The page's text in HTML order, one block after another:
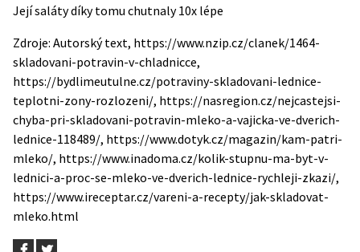
Její saláty díky tomu chutnaly 10x lépe
Zdroje: Autorský text, https://www.nzip.cz/clanek/1464-
skladovani-potravin-v-chladnicce,
https://bydlimeutulne.cz/potraviny-skladovani-lednice-
teplotni-zony-rozlozeni/, https://nasregion.cz/nejcastejsi-
chyba-pri-skladovani-potravin-mleko-a-vajicka-ve-dverich-
lednice-118489/, https://www.dotyk.cz/magazin/kam-patri-
mleko/, https://www.inadoma.cz/kolik-stupnu-ma-byt-v-
lednici-a-proc-se-mleko-ve-dverich-lednice-rychleji-zkazi/,
https://www.ireceptar.cz/vareni-a-recepty/jak-skladovat-
mleko.html